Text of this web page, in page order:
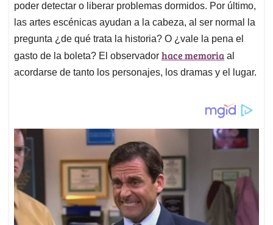
poder detectar o liberar problemas dormidos. Por último,
las artes escénicas ayudan a la cabeza, al ser normal la
pregunta ¿de qué trata la historia? O ¿vale la pena el
gasto de la boleta? El observador hace memoria al
acordarse de tanto los personajes, los dramas y el lugar.